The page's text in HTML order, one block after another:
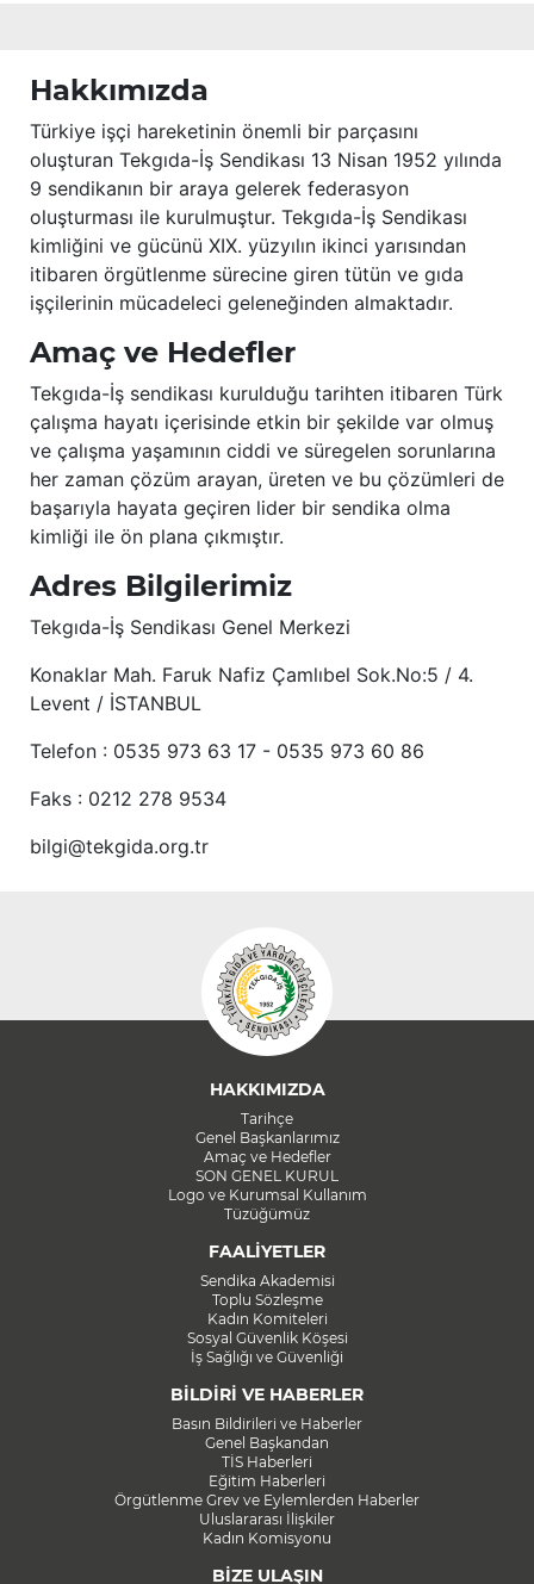
Hakkımızda
Türkiye işçi hareketinin önemli bir parçasını
oluşturan Tekgıda-İş Sendikası 13 Nisan 1952 yılında
9 sendikanın bir araya gelerek federasyon
oluşturması ile kurulmuştur. Tekgıda-İş Sendikası
kimliğini ve gücünü XIX. yüzyılın ikinci yarısından
itibaren örgütlenme sürecine giren tütün ve gıda
işçilerinin mücadeleci geleneğinden almaktadır.
Amaç ve Hedefler
Tekgıda-İş sendikası kurulduğu tarihten itibaren Türk
çalışma hayatı içerisinde etkin bir şekilde var olmuş
ve çalışma yaşamının ciddi ve süregelen sorunlarına
her zaman çözüm arayan, üreten ve bu çözümleri de
başarıyla hayata geçiren lider bir sendika olma
kimliği ile ön plana çıkmıştır.
Adres Bilgilerimiz
Tekgıda-İş Sendikası Genel Merkezi
Konaklar Mah. Faruk Nafiz Çamlıbel Sok.No:5 / 4.
Levent / İSTANBUL
Telefon : 0535 973 63 17 - 0535 973 60 86
Faks : 0212 278 9534
bilgi@tekgida.org.tr
HAKKIMIZDA
Tarihçe
Genel Başkanlarımız
Amaç ve Hedefler
SON GENEL KURUL
Logo ve Kurumsal Kullanım
Tüzüğümüz
FAALİYETLER
Sendika Akademisi
Toplu Sözleşme
Kadın Komiteleri
Sosyal Güvenlik Köşesi
İş Sağlığı ve Güvenliği
BİLDİRİ VE HABERLER
Basın Bildirileri ve Haberler
Genel Başkandan
TİS Haberleri
Eğitim Haberleri
Örgütlenme Grev ve Eylemlerden Haberler
Uluslararası İlişkiler
Kadın Komisyonu
BİZE ULAŞIN